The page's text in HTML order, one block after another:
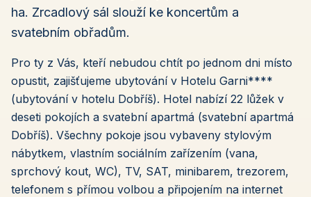
ha. Zrcadlový sál slouží ke koncertům a
svatebním obřadům.
Pro ty z Vás, kteří nebudou chtít po jednom dni místo
opustit, zajišťujeme ubytování v Hotelu Garni****
(ubytování v hotelu Dobříš). Hotel nabízí 22 lůžek v
deseti pokojích a svatební apartmá (svatební apartmá
Dobříš). Všechny pokoje jsou vybaveny stylovým
nábytkem, vlastním sociálním zařízením (vana,
sprchový kout, WC), TV, SAT, minibarem, trezorem,
telefonem s přímou volbou a připojením na internet